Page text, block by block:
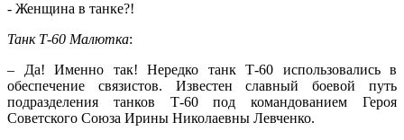
- Женщина в танке?!
Танк Т-60 Малютка:
– Да! Именно так! Нередко танк Т-60 использовались в
обеспечение связистов. Известен славный боевой путь
подразделения танков Т-60 под командованием Героя
Советского Союза Ирины Николаевны Левченко.